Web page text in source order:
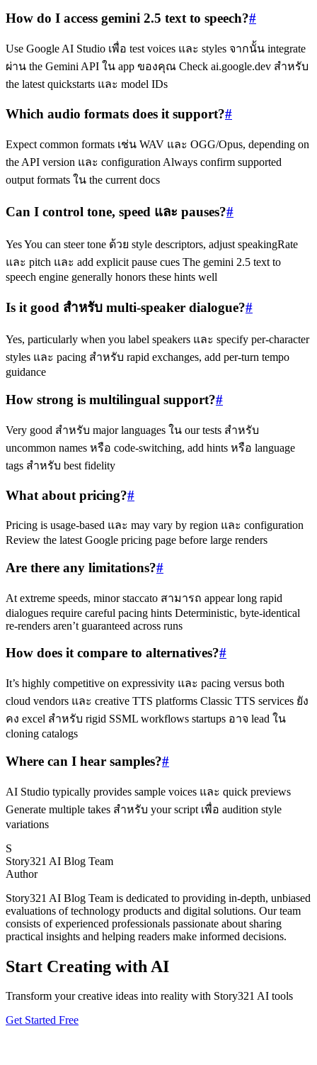
How do I access gemini 2.5 text to speech?#
Use Google AI Studio เพื่อ test voices และ styles จากนั้น integrate
ผ่าน the Gemini API ใน app ของคุณ Check ai.google.dev สำหรับ
the latest quickstarts และ model IDs
Which audio formats does it support?#
Expect common formats เช่น WAV และ OGG/Opus, depending on
the API version และ configuration Always confirm supported
output formats ใน the current docs
Can I control tone, speed และ pauses?#
Yes You can steer tone ด้วย style descriptors, adjust speakingRate
และ pitch และ add explicit pause cues The gemini 2.5 text to
speech engine generally honors these hints well
Is it good สำหรับ multi‑speaker dialogue?#
Yes, particularly when you label speakers และ specify per‑character
styles และ pacing สำหรับ rapid exchanges, add per‑turn tempo
guidance
How strong is multilingual support?#
Very good สำหรับ major languages ใน our tests สำหรับ
uncommon names หรือ code‑switching, add hints หรือ language
tags สำหรับ best fidelity
What about pricing?#
Pricing is usage‑based และ may vary by region และ configuration
Review the latest Google pricing page before large renders
Are there any limitations?#
At extreme speeds, minor staccato สามารถ appear long rapid
dialogues require careful pacing hints Deterministic, byte‑identical
re‑renders aren’t guaranteed across runs
How does it compare to alternatives?#
It’s highly competitive on expressivity และ pacing versus both
cloud vendors และ creative TTS platforms Classic TTS services ยัง
คง excel สำหรับ rigid SSML workflows startups อาจ lead ใน
cloning catalogs
Where can I hear samples?#
AI Studio typically provides sample voices และ quick previews
Generate multiple takes สำหรับ your script เพื่อ audition style
variations
S
Story321 AI Blog Team
Author
Story321 AI Blog Team is dedicated to providing in-depth, unbiased
evaluations of technology products and digital solutions. Our team
consists of experienced professionals passionate about sharing
practical insights and helping readers make informed decisions.
Start Creating with AI
Transform your creative ideas into reality with Story321 AI tools
Get Started Free